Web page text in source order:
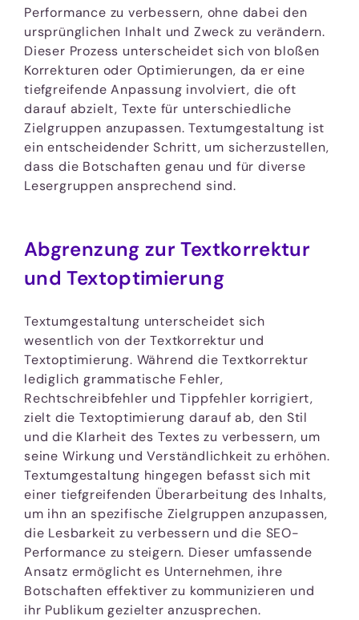
Performance zu verbessern, ohne dabei den
ursprünglichen Inhalt und Zweck zu verändern.
Dieser Prozess unterscheidet sich von bloßen
Korrekturen oder Optimierungen, da er eine
tiefgreifende Anpassung involviert, die oft
darauf abzielt, Texte für unterschiedliche
Zielgruppen anzupassen. Textumgestaltung ist
ein entscheidender Schritt, um sicherzustellen,
dass die Botschaften genau und für diverse
Lesergruppen ansprechend sind.
Abgrenzung zur Textkorrektur
und Textoptimierung
Textumgestaltung unterscheidet sich
wesentlich von der Textkorrektur und
Textoptimierung. Während die Textkorrektur
lediglich grammatische Fehler,
Rechtschreibfehler und Tippfehler korrigiert,
zielt die Textoptimierung darauf ab, den Stil
und die Klarheit des Textes zu verbessern, um
seine Wirkung und Verständlichkeit zu erhöhen.
Textumgestaltung hingegen befasst sich mit
einer tiefgreifenden Überarbeitung des Inhalts,
um ihn an spezifische Zielgruppen anzupassen,
die Lesbarkeit zu verbessern und die SEO-
Performance zu steigern. Dieser umfassende
Ansatz ermöglicht es Unternehmen, ihre
Botschaften effektiver zu kommunizieren und
ihr Publikum gezielter anzusprechen.